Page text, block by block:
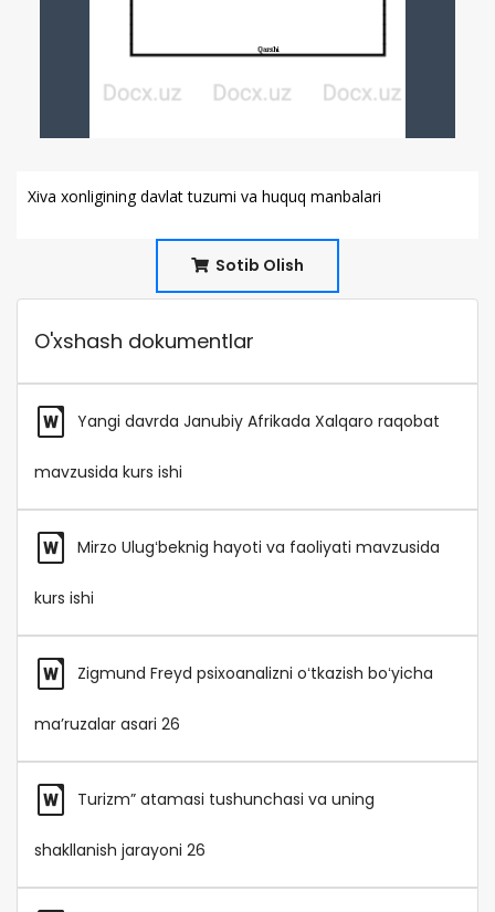
Xiva xonligining davlat tuzumi va huquq manbalari
Sotib Olish
O'xshash dokumentlar
Yangi davrda Janubiy Afrikada Xalqaro raqobat
mavzusida kurs ishi
Mirzo Ulugʻbeknig hayoti va faoliyati mavzusida
kurs ishi
Zigmund Freyd psixoanalizni oʻtkazish boʻyicha
maʼruzalar asari 26
Turizm” atamasi tushunchasi va uning
shakllanish jarayoni 26